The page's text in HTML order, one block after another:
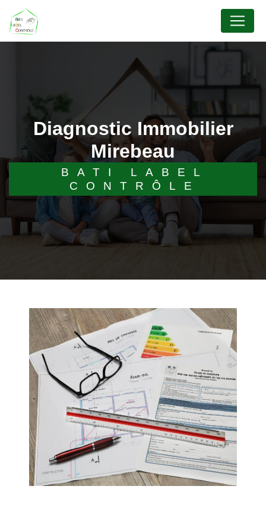
Diagnostic Immobilier
Mirebeau
BATI LABEL
CONTRÔLE
Panneau de gestion des cookies